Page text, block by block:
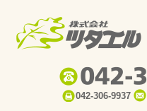
042-306-9937